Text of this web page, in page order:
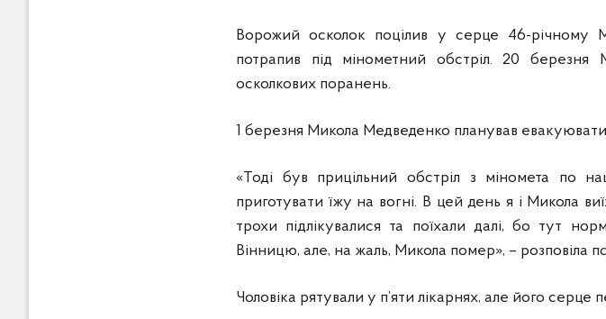
Ворожий осколок поцілив у серце 46-річному
потрапив під мінометний обстріл. 20
осколкових поранень.
1 березня Микола Медведенко планував
«Тоді був прицільний обстріл з міномета по
приготувати їжу на вогні. В цей день я і Микола
трохи підлікувалися та поїхали далі, бо тут
Вінницю, але, на жаль, Микола помер», – розповіла
Чоловіка рятували у п’яти лікарнях, але його